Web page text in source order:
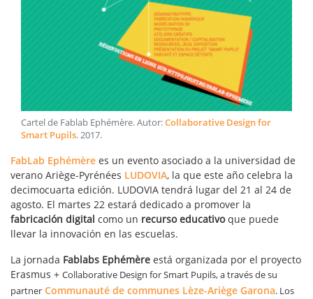
Cartel de Fablab Ephémère. Autor:Collaborative Design for
Smart Pupils.2017.
FabLab Ephémère es un evento asociado a la universidad de
verano Ariège-Pyrénées LUDOVIA, la que este año celebra la
decimocuarta edición. LUDOVIA tendrá lugar del 21 al 24 de
agosto. El martes 22 estará dedicado a promover la
fabricación digital como un recurso educativoque puede
llevar la innovación en las escuelas.
La jornada Fablabs Ephémère está organizada por el proyecto
Erasmus + Collaborative Design for Smart Pupils, a través de su
partner Communauté de communes Lèze-Ariège Garona. Los